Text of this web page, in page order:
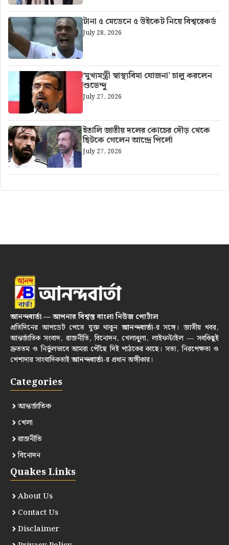
টানা ৫ মেডেনে ৫ উইকেট নিয়ে বিশ্বরেকর্ড
July 28, 2026
‘মুখ্যমন্ত্রী স্বাস্থ্যবিমা যোজনা’ চালু করলেন
শুভেন্দু
July 27, 2026
ইতালি জাতীয় দলের কোচের দৌড় থেকে
ছিটকে গেলেন আন্দ্রে পির্লো
July 27, 2026
আনন্দবার্তা — আপনার বিশ্বস্ত বাংলা নিউজ পোর্টাল
প্রতিদিনের আপডেট পেতে যুক্ত থাকুনআনন্দবার্তা-র সঙ্গে। জাতীয় খবর,
আন্তর্জাতিক সংবাদ, রাজনীতি, বিনোদন, খেলাধুলা, লাইফস্টাইল — সবকিছুই
দ্রুততম ও নির্ভুলভাবে আমরা পৌঁছে দিই পাঠকের কাছে। সত্য, নিরপেক্ষতা ও
পেশাদার সাংবাদিকতাইআনন্দবার্তা-র প্রধান অঙ্গীকার।
Categories
আন্তর্জাতিক
খেলা
রাজনীতি
বিনোদন
Quakes Links
About Us
Contact Us
Disclaimer